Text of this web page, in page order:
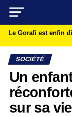
Le Gorafi est enfin
SOCIÉTÉ
Un
sur sa vie